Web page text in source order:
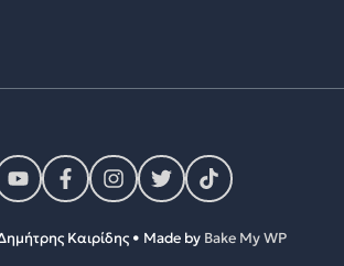
Καιρίδης • Made by Bake My WP